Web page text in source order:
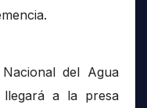
del Agua
llegará a la presa